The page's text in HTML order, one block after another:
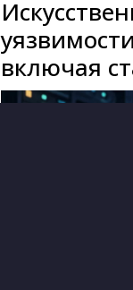
включая